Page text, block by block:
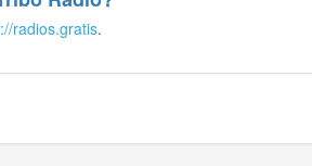
radios.gratis.